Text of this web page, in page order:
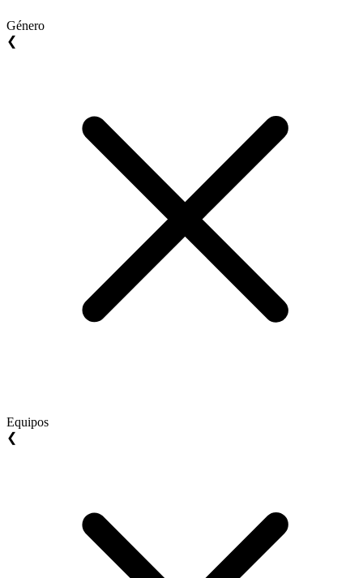
Género
❮
Equipos
❮